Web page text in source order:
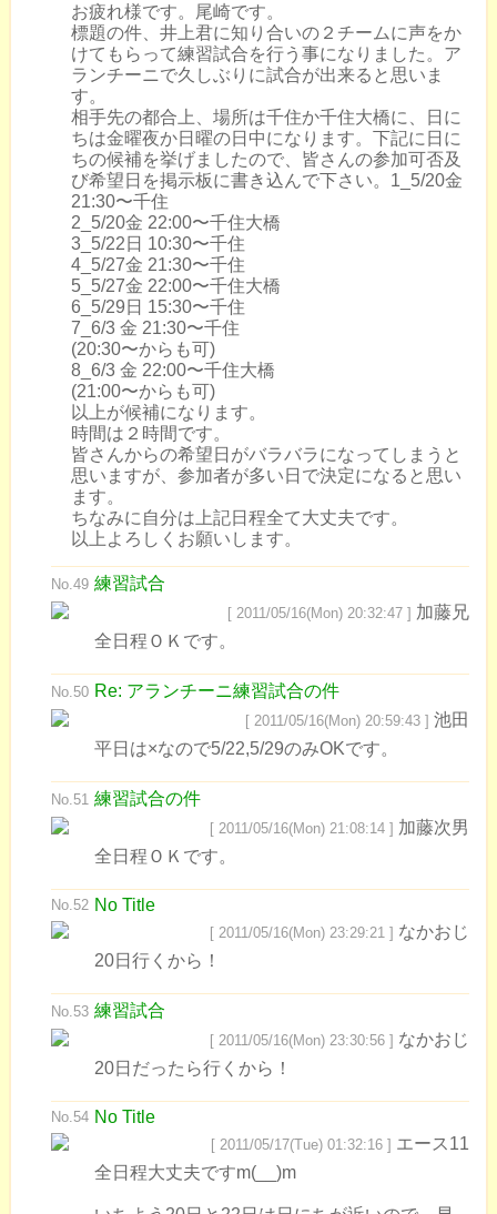
お疲れ様です。尾崎です。
標題の件、井上君に知り合いの２チームに声をか
けてもらって練習試合を行う事になりました。ア
ランチーニで久しぶりに試合が出来ると思いま
す。
相手先の都合上、場所は千住か千住大橋に、日に
ちは金曜夜か日曜の日中になります。下記に日に
ちの候補を挙げましたので、皆さんの参加可否及
び希望日を掲示板に書き込んで下さい。1_5/20金
21:30〜千住
2_5/20金 22:00〜千住大橋
3_5/22日 10:30〜千住
4_5/27金 21:30〜千住
5_5/27金 22:00〜千住大橋
6_5/29日 15:30〜千住
7_6/3 金 21:30〜千住
(20:30〜からも可)
8_6/3 金 22:00〜千住大橋
(21:00〜からも可)
以上が候補になります。
時間は２時間です。
皆さんからの希望日がバラバラになってしまうと
思いますが、参加者が多い日で決定になると思い
ます。
ちなみに自分は上記日程全て大丈夫です。
以上よろしくお願いします。
No.49 練習試合
[ 2011/05/16(Mon) 20:32:47 ] 加藤兄
全日程ＯＫです。
No.50 Re: アランチーニ練習試合の件
[ 2011/05/16(Mon) 20:59:43 ] 池田
平日は×なので5/22,5/29のみOKです。
No.51 練習試合の件
[ 2011/05/16(Mon) 21:08:14 ] 加藤次男
全日程ＯＫです。
No.52 No Title
[ 2011/05/16(Mon) 23:29:21 ] なかおじ
20日行くから！
No.53 練習試合
[ 2011/05/16(Mon) 23:30:56 ] なかおじ
20日だったら行くから！
No.54 No Title
[ 2011/05/17(Tue) 01:32:16 ] エース11
全日程大丈夫ですm(__)m